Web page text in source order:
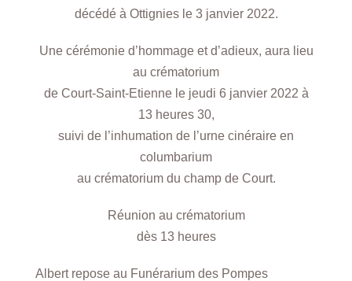
décédé à Ottignies le 3 janvier 2022.
Une cérémonie d’hommage et d’adieux, aura lieu
au crématorium
de Court-Saint-Etienne le jeudi 6 janvier 2022 à
13 heures 30,
suivi de l’inhumation de l’urne cinéraire en
columbarium
au crématorium du champ de Court.
Réunion au crématorium
dès 13 heures
Albert repose au Funérarium des Pompes